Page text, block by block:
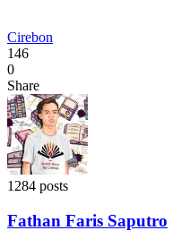
Cirebon
146
0
Share
1284 posts
Fathan Faris Saputro